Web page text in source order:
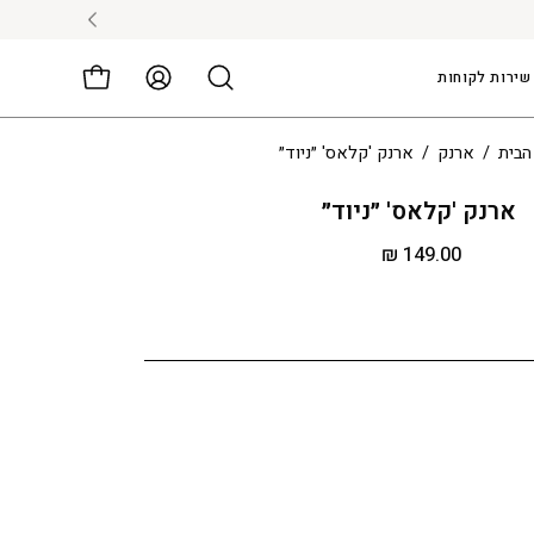
שירות לקוחות
החשבון
שלי
פתיחת עגלה
/ ארנק / ארנק 'קלאס' ״ניוד״
ארנק 'קלאס' ״ניוד״
149.00 ₪